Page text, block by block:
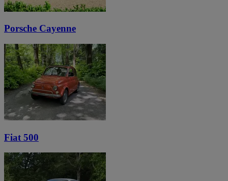
Porsche Cayenne
Fiat 500